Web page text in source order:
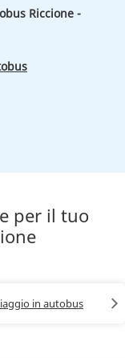
Riccione -
per il tuo
in autobus